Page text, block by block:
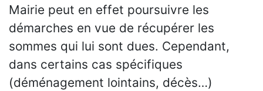
Mairie peut en effet poursuivre les
démarches en vue de récupérer les
sommes qui lui sont dues. Cependant,
dans certains cas spécifiques
(déménagement lointains, décès…)